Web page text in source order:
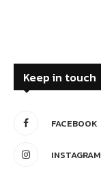
Keep in touch
FACEBOOK
INSTAGRAM